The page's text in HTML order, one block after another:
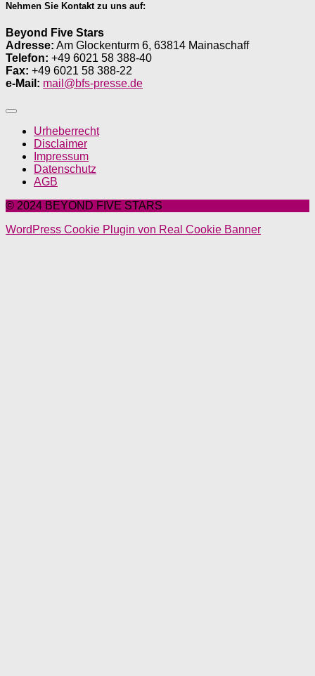
Nehmen Sie Kontakt zu uns auf:
Beyond Five Stars
Adresse: Am Glockenturm 6, 63814 Mainaschaff
Telefon: +49 6021 58 388-40
Fax: +49 6021 58 388-22
e-Mail: mail@bfs-presse.de
Urheberrecht
Disclaimer
Impressum
Datenschutz
AGB
© 2024 BEYOND FIVE STARS
WordPress Cookie Plugin von Real Cookie Banner